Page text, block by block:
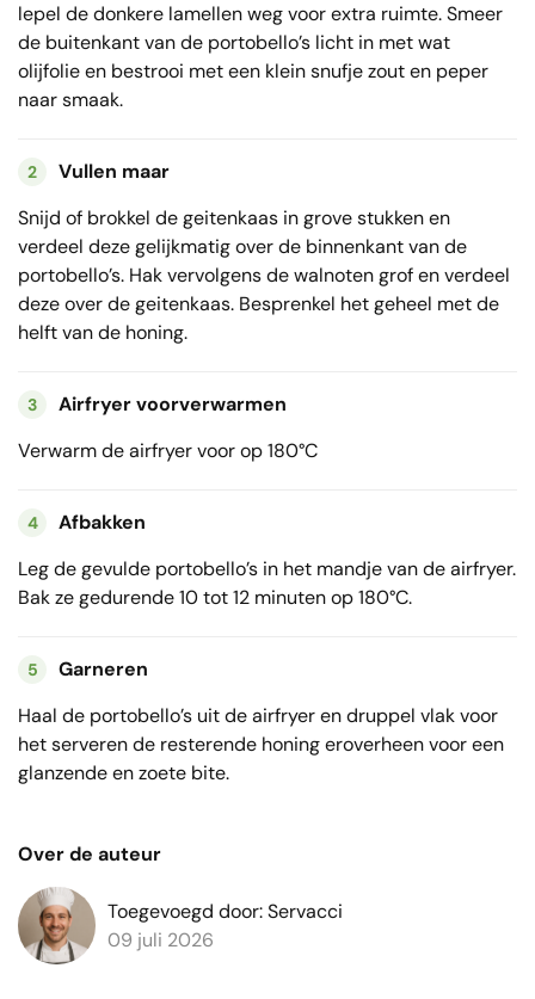
lepel de donkere lamellen weg voor extra ruimte. Smeer
de buitenkant van de portobello’s licht in met wat
olijfolie en bestrooi met een klein snufje zout en peper
naar smaak.
2
Vullen maar
Snijd of brokkel de geitenkaas in grove stukken en
verdeel deze gelijkmatig over de binnenkant van de
portobello’s. Hak vervolgens de walnoten grof en verdeel
deze over de geitenkaas. Besprenkel het geheel met de
helft van de honing.
3
Airfryer voorverwarmen
Verwarm de airfryer voor op 180°C
4
Afbakken
Leg de gevulde portobello’s in het mandje van de airfryer.
Bak ze gedurende 10 tot 12 minuten op 180°C.
5
Garneren
Haal de portobello’s uit de airfryer en druppel vlak voor
het serveren de resterende honing eroverheen voor een
glanzende en zoete bite.
Over de auteur
Toegevoegd door: Servacci
09 juli 2026